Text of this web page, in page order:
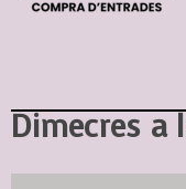
Dimecres a